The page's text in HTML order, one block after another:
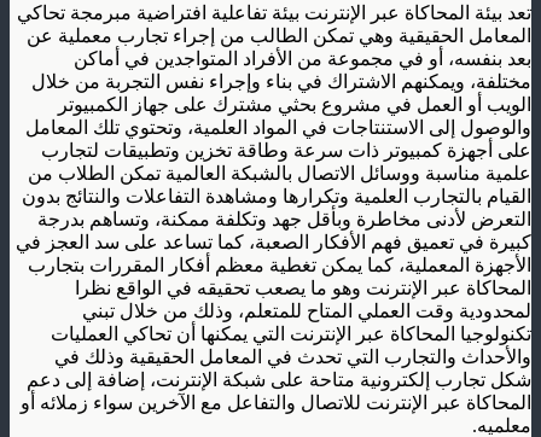
تعد بيئة المحاكاة عبر الإنترنت بيئة تفاعلية افتراضية مبرمجة تحاكي
المعامل الحقيقية وهي تمكن الطالب من إجراء تجارب معملية عن
بعد بنفسه، أو في مجموعة من الأفراد المتواجدين في أماكن
مختلفة، ويمكنهم الاشتراك في بناء وإجراء نفس التجربة من خلال
الويب أو العمل في مشروع بحثي مشترك على جهاز الكمبيوتر
والوصول إلى الاستنتاجات في المواد العلمية، وتحتوي تلك المعامل
على أجهزة كمبيوتر ذات سرعة وطاقة تخزين وتطبيقات لتجارب
علمية مناسبة ووسائل الاتصال بالشبكة العالمية تمكن الطلاب من
القيام بالتجارب العلمية وتكرارها ومشاهدة التفاعلات والنتائج بدون
التعرض لأدنى مخاطرة وبأقل جهد وتكلفة ممكنة، وتساهم بدرجة
كبيرة في تعميق فهم الأفكار الصعبة، كما تساعد على سد العجز في
الأجهزة المعملية، كما يمكن تغطية معظم أفكار المقررات بتجارب
المحاكاة عبر الإنترنت وهو ما يصعب تحقيقه في الواقع نظرا
لمحدودية وقت العملي المتاح للمتعلم، وذلك من خلال تبني
تكنولوجيا المحاكاة عبر الإنترنت التي يمكنها أن تحاكي العمليات
والأحداث والتجارب التي تحدث في المعامل الحقيقية وذلك في
شكل تجارب إلكترونية متاحة على شبكة الإنترنت، إضافة إلى دعم
المحاكاة عبر الإنترنت للاتصال والتفاعل مع الآخرين سواء زملائه أو
معلميه.